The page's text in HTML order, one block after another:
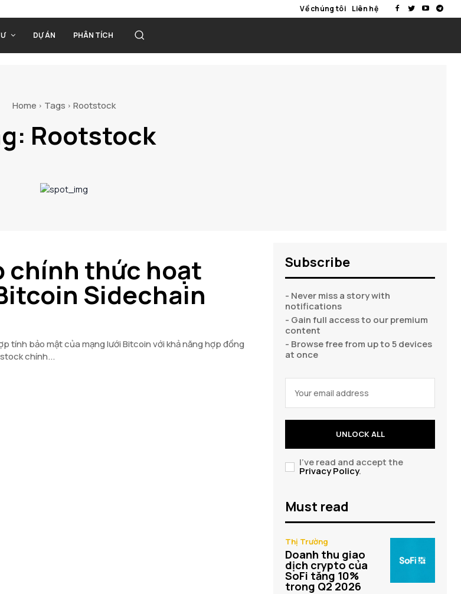
Về chúng tôi Liên hệ
DỰ ÁN PHÂN TÍCH
Home Tags Rootstock
Rootstock
chính thức hoạt
Sidechain
tính bảo mật của mạng lưới Bitcoin với khả năng hợp đồng
Ethereum. Rootstock chính...
Subscribe
- Never miss a story with
notifications
- Gain full access to our premium
content
- Browse free from up to 5 devices
at once
UNLOCK ALL
I've read and accept the
Privacy Policy.
Must read
Thị Trường
Doanh thu giao
dịch crypto của
SoFi tăng 10%
trong Q2 2026